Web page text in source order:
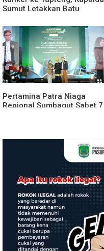
Sumut Letakkan Batu
Rusun Polres Tapanuli
Tengah
Pertamina Patra Niaga
Regional Sumbagut Sabet 7